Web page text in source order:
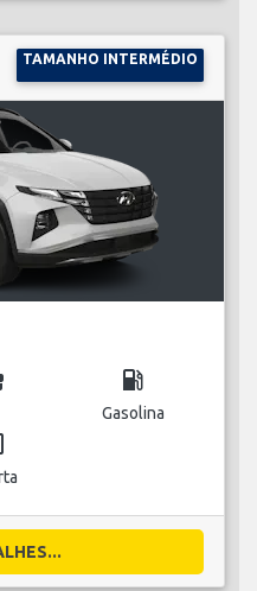
TAMANHO INTERMÉDIO
local_gas_station
Gasolina